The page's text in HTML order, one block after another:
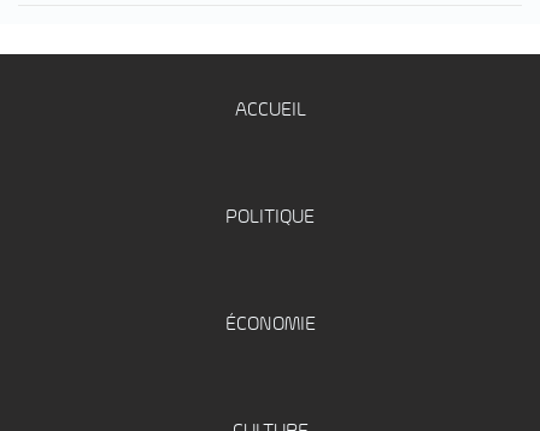
ACCUEIL
POLITIQUE
ÉCONOMIE